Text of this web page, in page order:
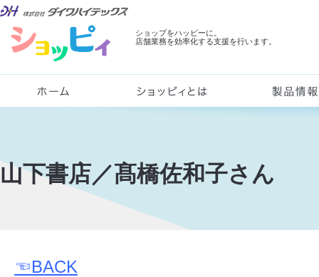
ショップをハッピーに。
店舗業務を効率化する支援を行います。
山下書店／髙橋佐和子さん
☜BACK